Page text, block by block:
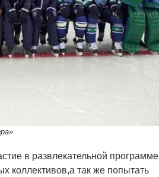
в развлекательной программе
коллективов,а так же попытать